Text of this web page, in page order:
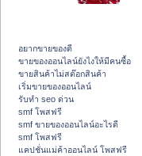
อยากขายของดี
ขายของออนไลน์ยังไงให้มีคนซื้อ
ขายสินค้าไม่สต๊อกสินค้า
เริ่มขายของออนไลน์
รับทำ seo ด่วน
smf โพสฟรี
smf ขายของออนไลน์อะไรดี
smf โพสฟรี
แคปชั่นแม่ค้าออนไลน์ โพสฟรี